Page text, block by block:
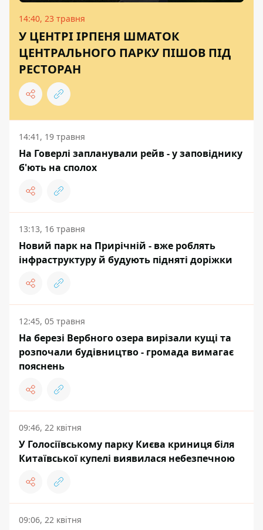
14:40, 23 травня
У ЦЕНТРІ ІРПЕНЯ ШМАТОК
ЦЕНТРАЛЬНОГО ПАРКУ ПІШОВ ПІД
РЕСТОРАН
14:41, 19 травня
На Говерлі запланували рейв - у заповіднику
б'ють на сполох
13:13, 16 травня
Новий парк на Прирічній - вже роблять
інфраструктуру й будують підняті доріжки
12:45, 05 травня
На березі Вербного озера вирізали кущі та
розпочали будівництво - громада вимагає
пояснень
09:46, 22 квітня
У Голосіївському парку Києва криниця біля
Китаївської купелі виявилася небезпечною
09:06, 22 квітня